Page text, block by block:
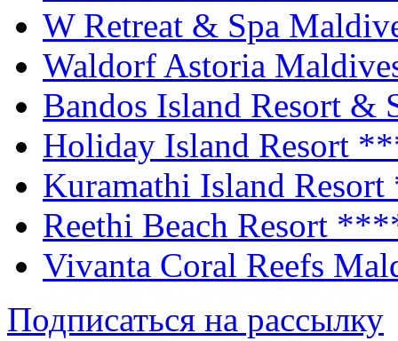
W Retreat & Spa
Waldorf Astoria
Bandos Island Resort &
Holiday Island Resort
Kuramathi Island Resort
Reethi Beach Resort
Vivanta Coral Reefs
Подписаться на рассылку